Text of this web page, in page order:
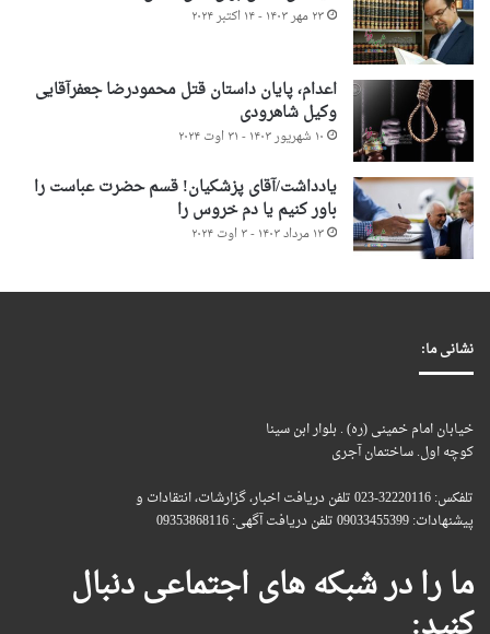
۲۳ مهر ۱۴۰۳ - ۱۴ اکتبر ۲۰۲۴
اعدام، پایان داستان قتل محمودرضا جعفرآقایی
وکیل شاهرودی
۱۰ شهریور ۱۴۰۳ - ۳۱ اوت ۲۰۲۴
یادداشت/آقای پزشکیان! قسم حضرت عباست را
باور کنیم یا دم خروس را
۱۳ مرداد ۱۴۰۳ - ۳ اوت ۲۰۲۴
نشانی ما:
خیابان امام خمینی (ره) . بلوار ابن سینا
کوچه اول. ساختمان آجری
تلفکس: 32220116-023 تلفن دریافت اخبار، گزارشات، انتقادات و
پیشنهادات: 09033455399 تلفن دریافت آگهی: 09353868116
ما را در شبکه های اجتماعی دنبال